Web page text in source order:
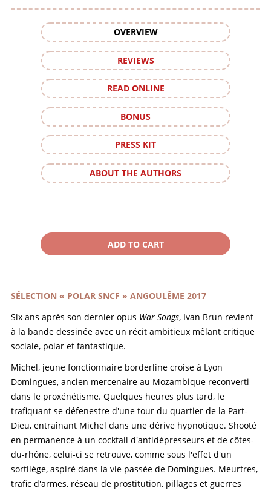
OVERVIEW
REVIEWS
READ ONLINE
BONUS
PRESS KIT
ABOUT THE AUTHORS
SÉLECTION « POLAR SNCF » ANGOULÊME 2017
Six ans après son dernier opus War Songs, Ivan Brun revient
à la bande dessinée avec un récit ambitieux mêlant critique
sociale, polar et fantastique.
Michel, jeune fonctionnaire borderline croise à Lyon
Domingues, ancien mercenaire au Mozambique reconverti
dans le proxénétisme. Quelques heures plus tard, le
trafiquant se défenestre d'une tour du quartier de la Part-
Dieu, entraînant Michel dans une dérive hypnotique. Shooté
en permanence à un cocktail d'antidépresseurs et de côtes-
du-rhône, celui-ci se retrouve, comme sous l'effet d'un
sortilège, aspiré dans la vie passée de Domingues. Meurtres,
trafic d'armes, réseau de prostitution, pillages et guerres